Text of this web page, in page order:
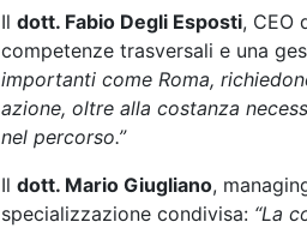
Il dott. Fabio Degli Esposti, CEO
competenze trasversali e una
importanti come Roma,
azione, oltre alla costanza
nel percorso.”
Il dott. Mario Giugliano,
specializzazione condivisa: “La